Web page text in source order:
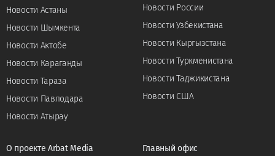
Новости Астаны
Новости Шымкента
Новости Актобе
Новости Караганды
Новости Тараза
Новости Павлодара
Новости Атырау
Новости России
Новости Узбекистана
Новости Кыргызстана
Новости Туркменистана
Новости Таджикистана
Новости США
О проекте Arbat Media
Главный офис